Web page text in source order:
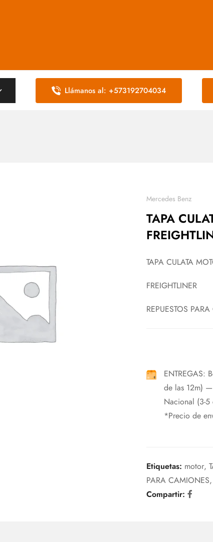
Llámanos al: +573192704034
Mercedes Benz
TAPA
TAPA CULATA
FREIGHTLINER
REPUESTOS
ENTREGAS:
de las 12m)
Nacional (3-5
*Precio de
Etiquetas: motor,
PARA CAMIONES,
Compartir: